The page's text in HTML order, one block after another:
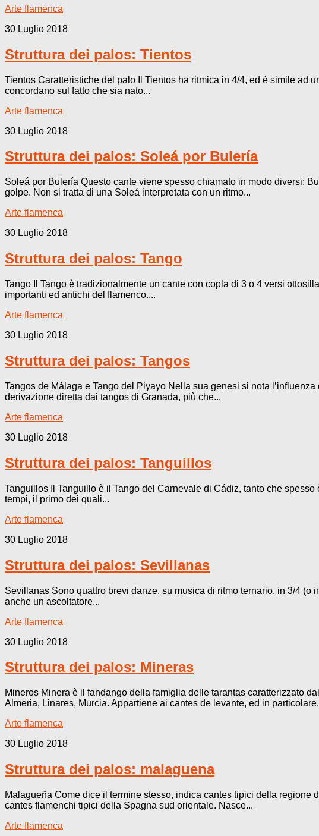
Arte flamenca
30 Luglio 2018
Struttura dei palos: Tientos
Tientos Caratteristiche del palo Il Tientos ha ritmica in 4/4, ed è simile ad
concordano sul fatto che sia nato...
Arte flamenca
30 Luglio 2018
Struttura dei palos: Soleá por Bulería
Soleá por Bulería Questo cante viene spesso chiamato in modo diversi:
golpe. Non si tratta di una Soleá interpretata con un ritmo...
Arte flamenca
30 Luglio 2018
Struttura dei palos: Tango
Tango Il Tango è tradizionalmente un cante con copla di 3 o 4 versi
importanti ed antichi del flamenco....
Arte flamenca
30 Luglio 2018
Struttura dei palos: Tangos
Tangos de Málaga e Tango del Piyayo Nella sua genesi si nota
derivazione diretta dai tangos di Granada, più che...
Arte flamenca
30 Luglio 2018
Struttura dei palos: Tanguillos
Tanguillos Il Tanguillo è il Tango del Carnevale di Cádiz, tanto che
tempi, il primo dei quali...
Arte flamenca
30 Luglio 2018
Struttura dei palos: Sevillanas
Sevillanas Sono quattro brevi danze, su musica di ritmo ternario, in 3/4
anche un ascoltatore...
Arte flamenca
30 Luglio 2018
Struttura dei palos: Mineras
Mineros Minera è il fandango della famiglia delle tarantas caratterizzato
Almeria, Linares, Murcia. Appartiene ai cantes de levante, ed in
Arte flamenca
30 Luglio 2018
Struttura dei palos: malaguena
Malagueña Come dice il termine stesso, indica cantes tipici della
cantes flamenchi tipici della Spagna sud orientale. Nasce...
Arte flamenca